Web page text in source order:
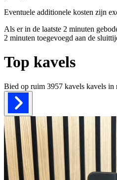
Eventuele additionele kosten zijn
Als er in de laatste 2 minuten
2 minuten toegevoegd aan de
Top kavels
Bied op ruim 3957 kavels kavels in